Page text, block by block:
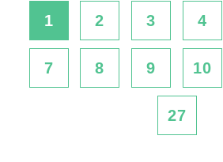
1 2 3 4
7 8 9 10
27